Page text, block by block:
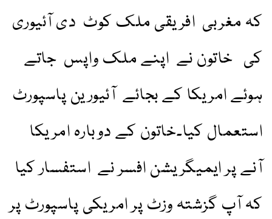
کہ مغربی افریقی ملک کوٹ دی آئیوری
کی خاتون نے اپنے ملک واپس جاتے
ہوئے امریکا کے بجائے آئیورین پاسپورٹ
استعمال کیا۔خاتون کے دوبارہ امریکا
آنے پر ایمیگریشن افسر نے استفسار کیا
کہ آپ گزشتہ وزٹ پر امریکی پاسپورٹ پر